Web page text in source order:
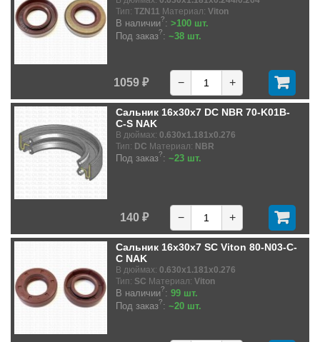
Тип: TZN11 Материал: Viton
В наличии?: >100 шт.
Под заказ?: ~38 шт.
1059 ₽ − +
Сальник 16x30x7 DC NBR 70-K01B-
C-S NAK
В дюймах: 0.630x1.181x0.276
Тип: DC Материал: NBR
Под заказ?: ~23 шт.
140 ₽ − +
Сальник 16x30x7 SC Viton 80-N03-C-
C NAK
В дюймах: 0.630x1.181x0.276
Тип: SC Материал: Viton
В наличии?: 99 шт.
Под заказ?: ~20 шт.